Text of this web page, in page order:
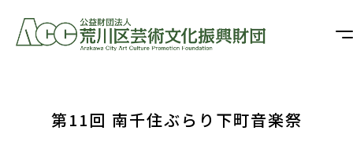
第11回 南千住ぶらり下町音楽祭